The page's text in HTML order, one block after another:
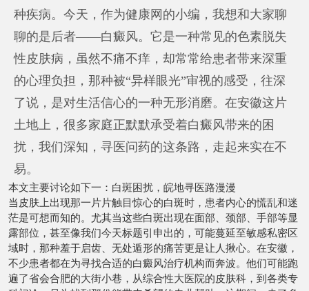
种疾病。今天，作为健康网的小编，我想和大家聊
聊的是后者——白癜风。它是一种常见的色素脱失
性皮肤病，虽然不痛不痒，却常常给患者带来深重
的心理负担，那种被“异样眼光”审视的感受，往深
了说，是对生活信心的一种无形消磨。在安徽这片
土地上，很多家庭正默默承受着白癜风带来的困
扰，我们深知，寻医问药的这条路，走起来实在不
易。
本文主要讨论如下一：白斑困扰，皖地寻医路漫漫
当皮肤上出现那一片片触目惊心的白斑时，患者内心的慌乱和迷
茫是可想而知的。尤其当这些白斑出现在面部、颈部、手部等显
露部位，甚至像我们今天标题引申出的，可能蔓延至敏感私密区
域时，那种羞于启齿、无处遁形的痛苦更是让人揪心。在安徽，
不少患者都在为寻找合适的白癜风治疗机构而奔波。他们可能跑
遍了省会合肥的大街小巷，从综合性大医院的皮肤科，到各类专